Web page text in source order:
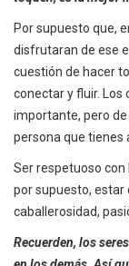
Por supuesto que,
disfrutaran de ese
cuestión de hacer
conectar y fluir.
importante, pero
persona que tienes
Ser respetuoso
por supuesto, estar
caballerosidad,
Recuerden, los